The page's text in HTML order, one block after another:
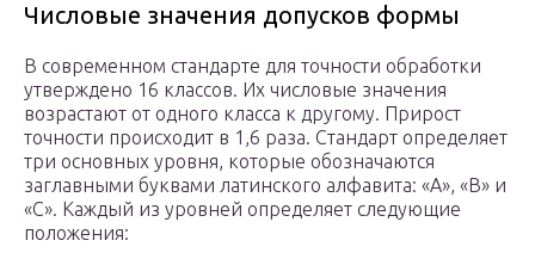
Числовые значения допусков формы
В современном стандарте для точности обработки
утверждено 16 классов. Их числовые значения
возрастают от одного класса к другому. Прирост
точности происходит в 1,6 раза. Стандарт определяет
три основных уровня, которые обозначаются
заглавными буквами латинского алфавита: «А», «В» и
«С». Каждый из уровней определяет следующие
положения: